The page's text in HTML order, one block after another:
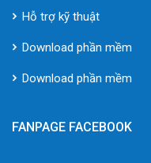
Hỗ trợ kỹ thuật
Download phần mềm
Download phần mềm
FANPAGE FACEBOOK